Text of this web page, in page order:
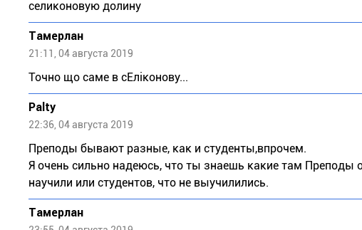
селиконовую долину
Тaмeрлан
21:11, 04 августа 2019
Точно що саме в сЕліконову...
Palty
22:36, 04 августа 2019
Преподы бывают разные, как и студенты,впрочем.
Я очень сильно надеюсь, что ты знаешь какие там Преподы
научили или студентов, что не выучилились.
Тaмeрлан